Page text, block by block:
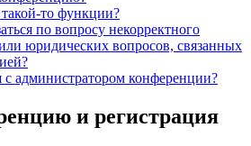
то функции?
по вопросу некорректного
юридических вопросов, связанных
с администратором конференции?
и регистрация